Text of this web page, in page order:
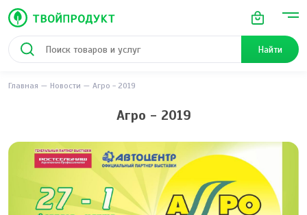
Найти
Главная Новости Агро - 2019
Агро - 2019